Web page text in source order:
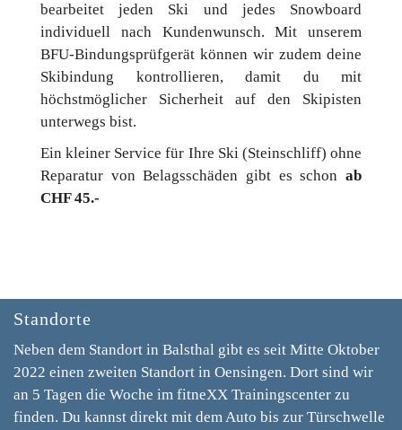
bearbeitet jeden Ski und jedes Snowboard
individuell nach Kundenwunsch. Mit unserem
BFU-Bindungsprüfgerät können wir zudem deine
Skibindung kontrollieren, damit du mit
höchstmöglicher Sicherheit auf den Skipisten
unterwegs bist.
Ein kleiner Service für Ihre Ski (Steinschliff) ohne
Reparatur von Belagsschäden gibt es schon ab
CHF 45.-
Standorte
Neben dem Standort in Balsthal gibt es seit Mitte Oktober
2022 einen zweiten Standort in Oensingen. Dort sind wir
an 5 Tagen die Woche im fitneXX Trainingscenter zu
finden. Du kannst direkt mit dem Auto bis zur Türschwelle